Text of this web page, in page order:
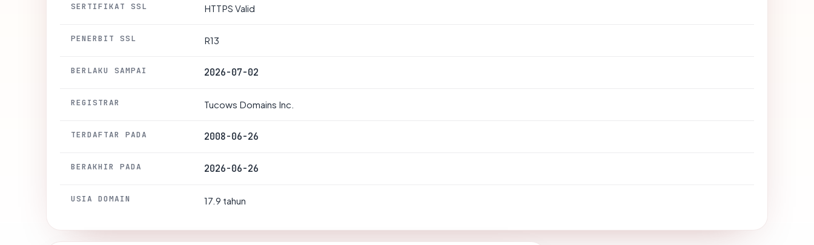
SERTIFIKAT SSL HTTPS Valid
PENERBIT SSL R13
BERLAKU SAMPAI 2026-07-02
REGISTRAR Tucows Domains Inc.
TERDAFTAR PADA 2008-06-26
BERAKHIR PADA 2026-06-26
USIA DOMAIN 17.9 tahun